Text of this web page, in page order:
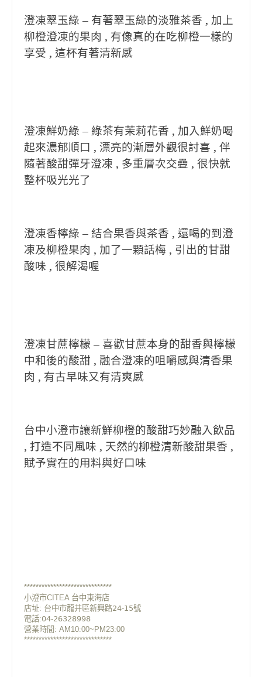
澄凍翠玉綠 – 有著翠玉綠的淡雅茶香 , 加上
柳橙澄凍的果肉 , 有像真的在吃柳橙一樣的
享受 , 這杯有著清新感
澄凍鮮奶綠 – 綠茶有茉莉花香 , 加入鮮奶喝
起來濃郁順口 , 漂亮的漸層外觀很討喜 , 伴
隨著酸甜彈牙澄凍 , 多重層次交疊 , 很快就
整杯吸光光了
澄凍香檸綠 – 結合果香與茶香 , 還喝的到澄
凍及柳橙果肉 , 加了一顆話梅 , 引出的甘甜
酸味 , 很解渴喔
澄凍甘蔗檸檬 – 喜歡甘蔗本身的甜香與檸檬
中和後的酸甜 , 融合澄凍的咀嚼感與清香果
肉 , 有古早味又有清爽感
台中小澄市讓新鮮柳橙的酸甜巧妙融入飲品
, 打造不同風味 , 天然的柳橙清新酸甜果香 ,
賦予實在的用料與好口味
******************************
小澄市CITEA 台中東海店
店址: 台中市龍井區新興路𝟤𝟦-𝟣𝟧號
電話:𝟢𝟦-𝟤𝟨𝟥𝟤𝟪𝟫𝟫𝟪
營業時間: AM10:00~PM23:00
******************************